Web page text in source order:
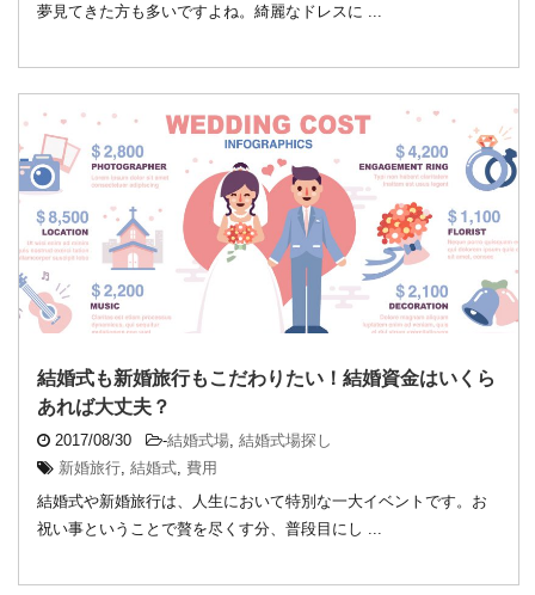
夢見てきた方も多いですよね。綺麗なドレスに ...
結婚式も新婚旅行もこだわりたい！結婚資金はいくら
あれば大丈夫？
2017/08/30 -結婚式場 結婚式場探し
新婚旅行 結婚式 費用
結婚式や新婚旅行は、人生において特別な一大イベントです。お
祝い事ということで贅を尽くす分、普段目にし ...